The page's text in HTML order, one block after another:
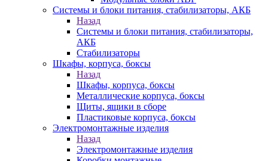
Системы и блоки питания, стабилизаторы, АКБ
Назад
Системы и блоки питания, стабилизаторы,
АКБ
Стабилизаторы
Шкафы, корпуса, боксы
Назад
Шкафы, корпуса, боксы
Металлические корпуса, боксы
Щиты, ящики в сборе
Пластиковые корпуса, боксы
Электромонтажные изделия
Назад
Электромонтажные изделия